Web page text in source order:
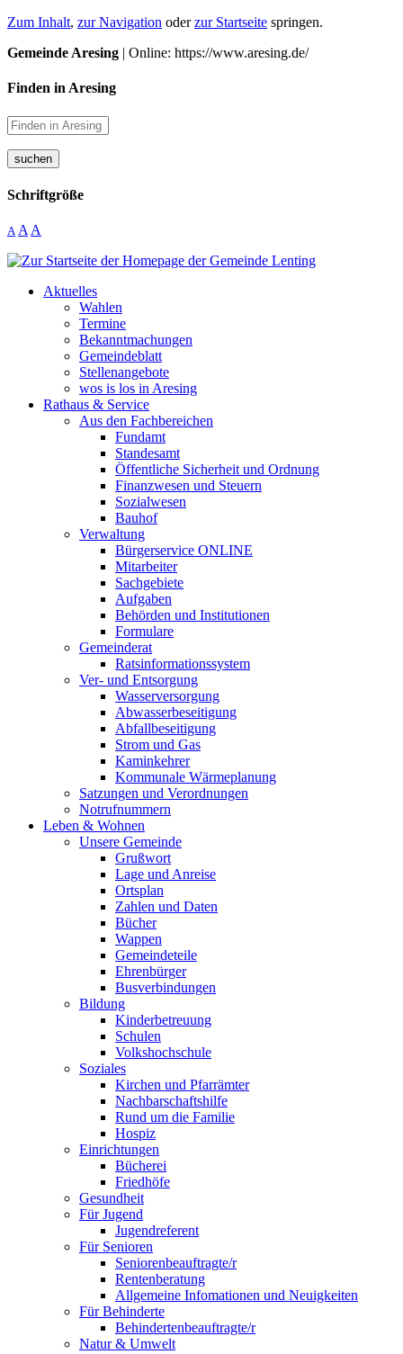
Zum Inhalt, zur Navigation oderzur Startseite springen.
Gemeinde Aresing | Online: https://www.aresing.de/
Finden in Aresing
suchen
Schriftgröße
A A A
Aktuelles
Wahlen
Termine
Bekanntmachungen
Gemeindeblatt
Stellenangebote
wos is los in Aresing
Rathaus & Service
Aus den Fachbereichen
Fundamt
Standesamt
Öffentliche Sicherheit und Ordnung
Finanzwesen und Steuern
Sozialwesen
Bauhof
Verwaltung
Bürgerservice ONLINE
Mitarbeiter
Sachgebiete
Aufgaben
Behörden und Institutionen
Formulare
Gemeinderat
Ratsinformationssystem
Ver- und Entsorgung
Wasserversorgung
Abwasserbeseitigung
Abfallbeseitigung
Strom und Gas
Kaminkehrer
Kommunale Wärmeplanung
Satzungen und Verordnungen
Notrufnummern
Leben & Wohnen
Unsere Gemeinde
Grußwort
Lage und Anreise
Ortsplan
Zahlen und Daten
Bücher
Wappen
Gemeindeteile
Ehrenbürger
Busverbindungen
Bildung
Kinderbetreuung
Schulen
Volkshochschule
Soziales
Kirchen und Pfarrämter
Nachbarschaftshilfe
Rund um die Familie
Hospiz
Einrichtungen
Bücherei
Friedhöfe
Gesundheit
Für Jugend
Jugendreferent
Für Senioren
Seniorenbeauftragte/r
Rentenberatung
Allgemeine Infomationen und Neuigkeiten
Für Behinderte
Behindertenbeauftragte/r
Natur & Umwelt